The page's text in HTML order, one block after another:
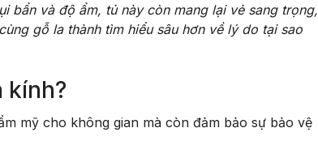
bẩn và độ ẩm, tủ này còn mang lại vẻ sang trọng,
gỗ la thành tìm hiểu sâu hơn về lý do tại sao
kính?
mỹ cho không gian mà còn đảm bảo sự bảo vệ